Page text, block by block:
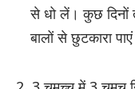
से धो लें। कुछ
बालों से छुटकारा